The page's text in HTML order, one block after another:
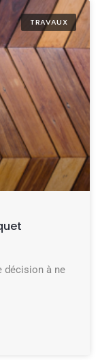
TRAVAUX
décision à ne